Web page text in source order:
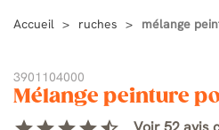
Accueil ruches mélange
3901104000
Mélange peinture